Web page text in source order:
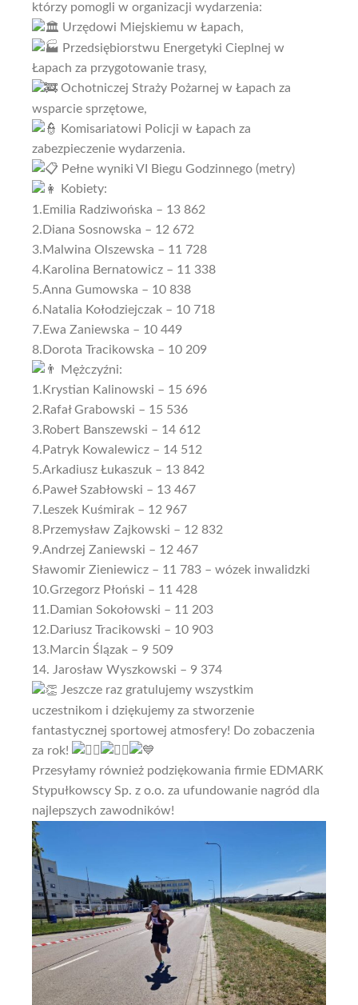
którzy pomogli w organizacji wydarzenia:
Urzędowi Miejskiemu w Łapach,
Przedsiębiorstwu Energetyki Cieplnej w
Łapach za przygotowanie trasy,
Ochotniczej Straży Pożarnej w Łapach za
wsparcie sprzętowe,
Komisariatowi Policji w Łapach za
zabezpieczenie wydarzenia.
Pełne wyniki VI Biegu Godzinnego (metry)
Kobiety:
1.Emilia Radziwońska – 13 862
2.Diana Sosnowska – 12 672
3.Malwina Olszewska – 11 728
4.Karolina Bernatowicz – 11 338
5.Anna Gumowska – 10 838
6.Natalia Kołodziejczak – 10 718
7.Ewa Zaniewska – 10 449
8.Dorota Tracikowska – 10 209
Mężczyźni:
1.Krystian Kalinowski – 15 696
2.Rafał Grabowski – 15 536
3.Robert Banszewski – 14 612
4.Patryk Kowalewicz – 14 512
5.Arkadiusz Łukaszuk – 13 842
6.Paweł Szabłowski – 13 467
7.Leszek Kuśmirak – 12 967
8.Przemysław Zajkowski – 12 832
9.Andrzej Zaniewski – 12 467
Sławomir Zieniewicz – 11 783 – wózek inwalidzki
10.Grzegorz Płoński – 11 428
11.Damian Sokołowski – 11 203
12.Dariusz Tracikowski – 10 903
13.Marcin Ślązak – 9 509
14. Jarosław Wyszkowski – 9 374
Jeszcze raz gratulujemy wszystkim
uczestnikom i dziękujemy za stworzenie
fantastycznej sportowej atmosfery! Do zobaczenia
za rok!
Przesyłamy również podziękowania firmie EDMARK
Stypułkowscy Sp. z o.o. za ufundowanie nagród dla
najlepszych zawodników!